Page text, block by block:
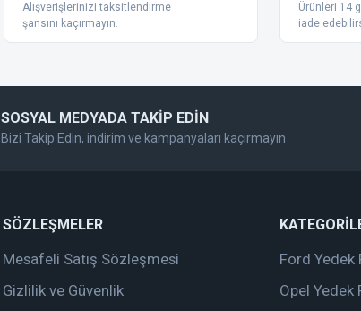
Alışverişlerinizi taksitlendirme
şansını kaçırmayın.
Ürünleri 14
iade
SOSYAL MEDYADA TAKİP EDİN
Bizi Takip Edin, indirim ve kampanyaları kaçırmayın
SÖZLEŞMELER
Mesafeli Satış Sözleşmesi
Gizlilik ve Güvenlik
Ford Yedek
Opel Yedek